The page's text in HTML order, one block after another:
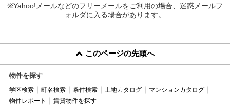
※Yahoo!メールなどのフリーメールをご利用の場合、迷惑メールフ
ォルダに入る場合があります。
このページの先頭へ
物件を探す
学区検索 町名検索 条件検索 土地カタログ
マンションカタログ
物件レポート
賃貸物件を探す